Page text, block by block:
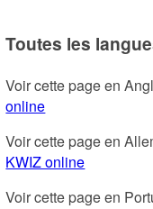
Toutes les
Voir cette page en
online
Voir cette page en
KWIZ online
Voir cette page en